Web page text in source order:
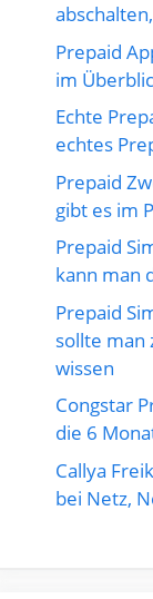
Prepaid
im
Echte
echtes
Prepaid
gibt es im
Prepaid
kann man
Prepaid
sollte man
wissen
Congstar
die 6
Callya
bei Netz,